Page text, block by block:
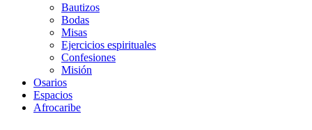
Bautizos
Bodas
Misas
Ejercicios espirituales
Confesiones
Misión
Osarios
Espacios
Afrocaribe